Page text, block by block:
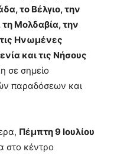
το Βέλγιο, την
τη Μολδαβία, την
Ηνωμένες
και τις Νήσους
σε σημείο
παραδόσεων και
Πέμπτη 9 Ιουλίου
στο κέντρο